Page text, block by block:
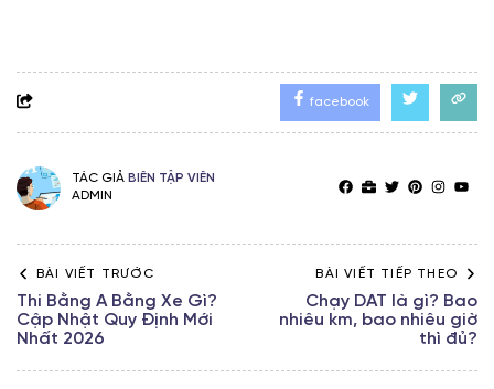
facebook
TÁC GIẢ BIÊN TẬP VIÊN
ADMIN
BÀI VIẾT TRƯỚC
Thi Bằng A Bằng Xe Gì?
Cập Nhật Quy Định Mới
Nhất 2026
BÀI VIẾT TIẾP THEO
Chạy DAT là gì? Bao
nhiêu km, bao nhiêu giờ
thì đủ?